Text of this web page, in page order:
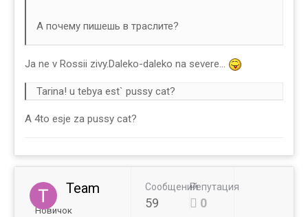
А почему пишешь в траслите?
Ja ne v Rossii zivy.Daleko-daleko na severe...
Tarina! u tebya est` pussy cat?
A 4to esje za pussy cat?
Team
Новичок
Сообщений
59
Репутация
0